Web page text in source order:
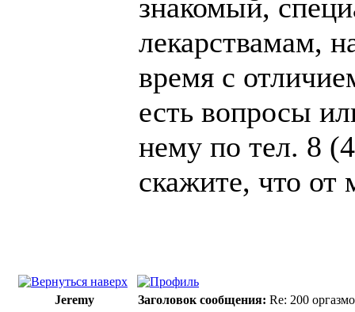
знакомый,
лекарствамам,
время с
есть вопросы
нему по тел. 8
скажите, что от
Jeremy Заголовок сообщения: Re: 200